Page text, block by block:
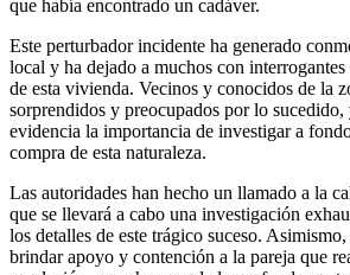
que había encontrado un cadáver.
Este perturbador incidente ha generado
local y ha dejado a muchos con
de esta vivienda. Vecinos y conocidos de la
sorprendidos y preocupados por lo sucedido,
evidencia la importancia de investigar a
compra de esta naturaleza.
Las autoridades han hecho un llamado a la
que se llevará a cabo una investigación
los detalles de este trágico suceso. Asimismo,
brindar apoyo y contención a la pareja que